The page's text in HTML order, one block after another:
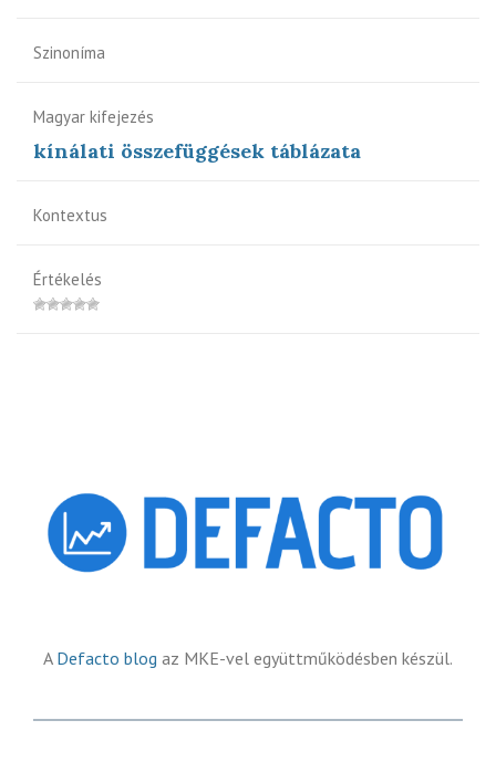
Szinoníma
Magyar kifejezés
kínálati összefüggések táblázata
Kontextus
Értékelés
A Defacto blog az MKE-vel együttműködésben készül.